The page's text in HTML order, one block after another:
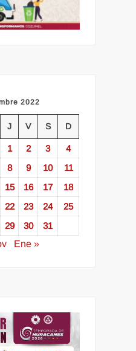
2022
J V S D
1 2 3
4
8 9 10
11
15 16 17
18
22 23 24
25
29 30
31
Ene »